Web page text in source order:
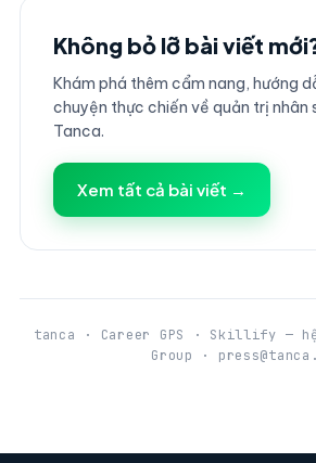
Không bỏ lỡ bài viết
Khám phá thêm cẩm nang, hướng
chuyện thực chiến về quản trị nhân
Tanca.
Xem tất cả bài viết →
tanca · Career GPS · Skillify —
Group ·